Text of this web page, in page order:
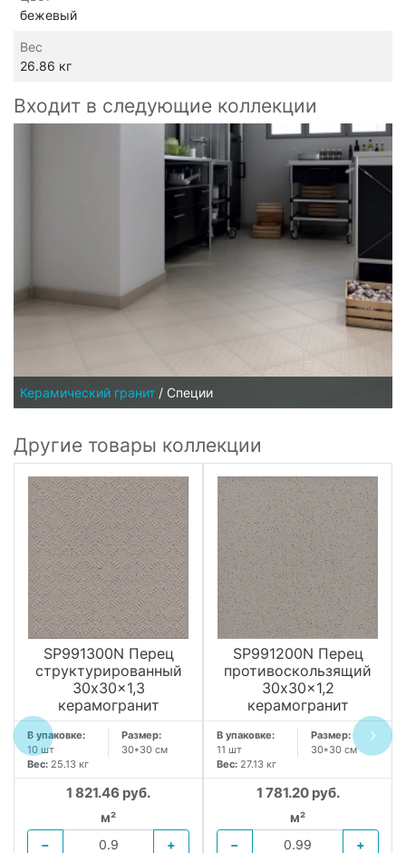
бежевый
Вес
26.86 кг
Входит в следующие коллекции
Керамический гранит / Специи
Другие товары коллекции
SP991300N Перец
структурированный
30x30x1,3
керамогранит
В упаковке:
10 шт
Размер:
30*30 см
Вес: 25.13 кг
1 821.46 руб.
м²
−
+
SP991200N Перец
противоскользящий
30x30x1,2
керамогранит
В упаковке:
11 шт
Размер:
30*30 см
Вес: 27.13 кг
1 781.20 руб.
м²
−
+